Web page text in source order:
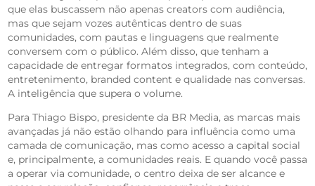
que elas buscassem não apenas creators com audiência,
mas que sejam vozes autênticas dentro de suas
comunidades, com pautas e linguagens que realmente
conversem com o público. Além disso, que tenham a
capacidade de entregar formatos integrados, com conteúdo,
entretenimento, branded content e qualidade nas conversas.
A inteligência que supera o volume.
Para Thiago Bispo, presidente da BR Media, as marcas mais
avançadas já não estão olhando para influência como uma
camada de comunicação, mas como acesso a capital social
e, principalmente, a comunidades reais. E quando você passa
a operar via comunidade, o centro deixa de ser alcance e